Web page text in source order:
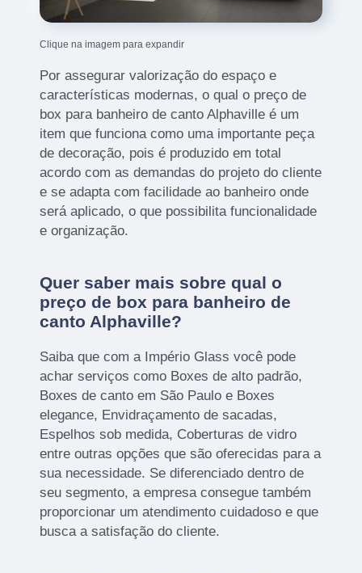
Clique na imagem para expandir
Por assegurar valorização do espaço e
características modernas, o qual o preço de
box para banheiro de canto Alphaville é um
item que funciona como uma importante peça
de decoração, pois é produzido em total
acordo com as demandas do projeto do cliente
e se adapta com facilidade ao banheiro onde
será aplicado, o que possibilita funcionalidade
e organização.
Quer saber mais sobre qual o
preço de box para banheiro de
canto Alphaville?
Saiba que com a Império Glass você pode
achar serviços como Boxes de alto padrão,
Boxes de canto em São Paulo e Boxes
elegance, Envidraçamento de sacadas,
Espelhos sob medida, Coberturas de vidro
entre outras opções que são oferecidas para a
sua necessidade. Se diferenciado dentro de
seu segmento, a empresa consegue também
proporcionar um atendimento cuidadoso e que
busca a satisfação do cliente.